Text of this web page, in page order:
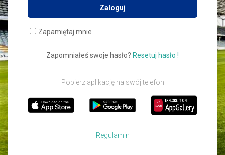
Zaloguj
Zapamiętaj mnie
Zapomniałeś swoje hasło? Resetuj hasło !
Pobierz aplikację na swój telefon
Regulamin